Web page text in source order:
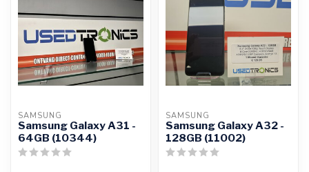
SAMSUNG
Samsung Galaxy A31 -
64GB (10344)
SAMSUNG
Samsung Galaxy A32 -
128GB (11002)